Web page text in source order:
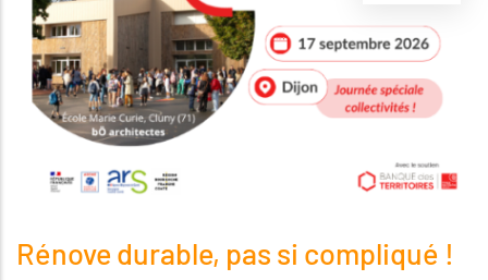
Rénove durable, pas si compliqué !